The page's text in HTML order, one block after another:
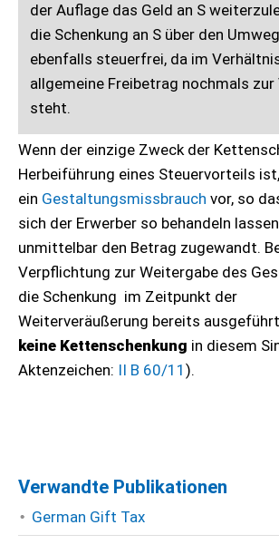
der Auflage das Geld an S
die Schenkung an S über den
ebenfalls steuerfrei, da im
allgemeine Freibetrag nochmals
steht.
Wenn der einzige Zweck der
Herbeiführung eines Steuervorteils
ein Gestaltungsmissbrauch vor, so
sich der Erwerber so behandeln
unmittelbar den Betrag zugewandt.
Verpflichtung zur Weitergabe des
die Schenkung im Zeitpunkt der
Weiterveräußerung bereits
keine Kettenschenkung in diesem
Aktenzeichen: II B 60/11 ).
Verwandte Publikationen
German Gift Tax